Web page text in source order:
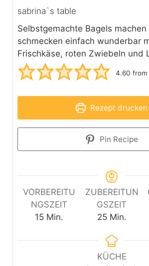
sabrina`s table
Selbstgemachte Bagels
schmecken einfach wunderbar
Frischkäse, roten Zwiebeln und
4.60 from
Rezept drucken
Pin Recipe
VORBEREITU
NGSZEIT
15M
n
Min.
ZUBEREITUN
GSZEIT
25M
n
u
Min.
KÜCHE